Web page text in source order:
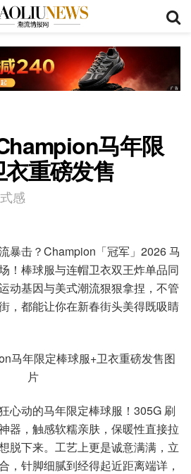
马年限
重磅发售
感
暴击？Champion「冠军」2026 马
！棒球服与连帽卫衣双王炸单品同
动基因与美式潮流狠狠拿捏，不管
，都能让你在新春街头美得既吸睛
心动的马年限定棒球服！305G 刷
器，触感软糯亲肤，保暖性直接拉
脱下来。工艺上更是诚意满满，立
，针脚细腻到经得起近距离端详，